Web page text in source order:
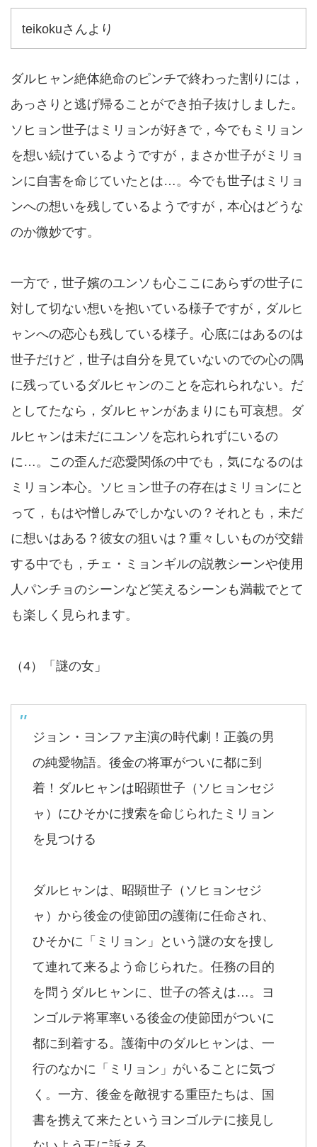
teikokuさんより
ダルヒャン絶体絶命のピンチで終わった割りには，
あっさりと逃げ帰ることができ拍子抜けしました。
ソヒョン世子はミリョンが好きで，今でもミリョン
を想い続けているようですが，まさか世子がミリョ
ンに自害を命じていたとは…。今でも世子はミリョ
ンへの想いを残しているようですが，本心はどうな
のか微妙です。
一方で，世子嬪のユンソも心ここにあらずの世子に
対して切ない想いを抱いている様子ですが，ダルヒ
ャンへの恋心も残している様子。心底にはあるのは
世子だけど，世子は自分を見ていないのでの心の隅
に残っているダルヒャンのことを忘れられない。だ
としてたなら，ダルヒャンがあまりにも可哀想。ダ
ルヒャンは未だにユンソを忘れられずにいるの
に…。この歪んだ恋愛関係の中でも，気になるのは
ミリョン本心。ソヒョン世子の存在はミリョンにと
って，もはや憎しみでしかないの？それとも，未だ
に想いはある？彼女の狙いは？重々しいものが交錯
する中でも，チェ・ミョンギルの説教シーンや使用
人パンチョのシーンなど笑えるシーンも満載でとて
も楽しく見られます。
（4）「謎の女」
ジョン・ヨンファ主演の時代劇！正義の男
の純愛物語。後金の将軍がついに都に到
着！ダルヒャンは昭顕世子（ソヒョンセジ
ャ）にひそかに捜索を命じられたミリョン
を見つける
ダルヒャンは、昭顕世子（ソヒョンセジ
ャ）から後金の使節団の護衛に任命され、
ひそかに「ミリョン」という謎の女を捜し
て連れて来るよう命じられた。任務の目的
を問うダルヒャンに、世子の答えは…。ヨ
ンゴルテ将軍率いる後金の使節団がついに
都に到着する。護衛中のダルヒャンは、一
行のなかに「ミリョン」がいることに気づ
く。一方、後金を敵視する重臣たちは、国
書を携えて来たというヨンゴルテに接見し